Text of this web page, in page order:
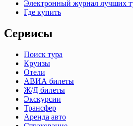
Электронный журнал лучших
Где купить
Сервисы
Поиск тура
Круизы
Отели
АВИА билеты
Ж/Д билеты
Экскурсии
Трансфер
Аренда авто